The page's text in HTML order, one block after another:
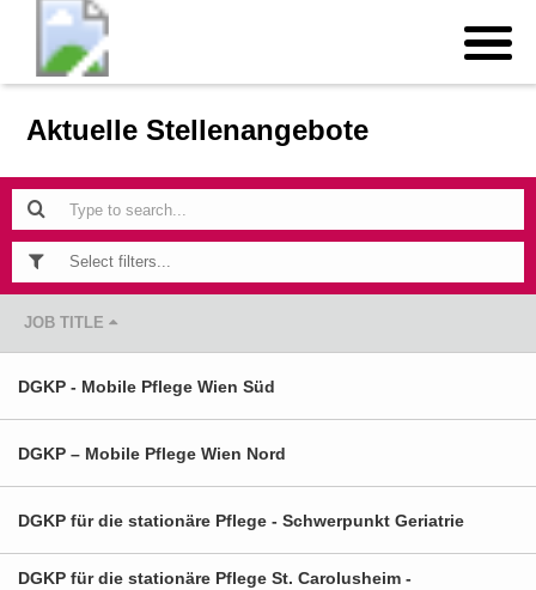
Aktuelle Stellenangebote